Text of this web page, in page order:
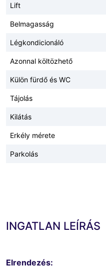
Lift
Belmagasság
Légkondicionáló
Azonnal költözhető
Külön fürdő és WC
Tájolás
Kilátás
Erkély mérete
Parkolás
INGATLAN LEÍRÁS
Elrendezés: